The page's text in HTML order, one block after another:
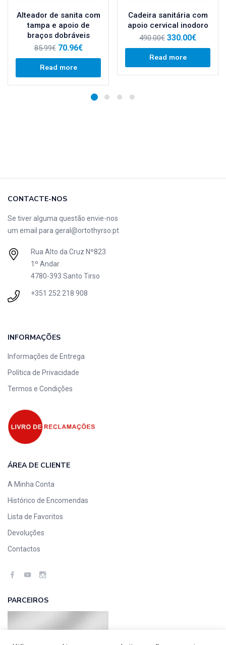
Alteador de sanita com
tampa e apoio de
braços dobráveis
85.99€ 70.96€
Read more
Cadeira sanitária com
apoio cervical inodoro
490.00€ 330.00€
Read more
CONTACTE-NOS
Se tiver alguma questão envie-nos
um email parageral@ortothyrso.pt
Rua Alto da Cruz Nº823
1º Andar
4780-393 Santo Tirso
+351 252 218 908
INFORMAÇÕES
Informações de Entrega
Política de Privacidade
Termos e Condições
ÁREA DE CLIENTE
A Minha Conta
Histórico de Encomendas
Lista de Favoritos
Devoluções
Contactos
PARCEIROS